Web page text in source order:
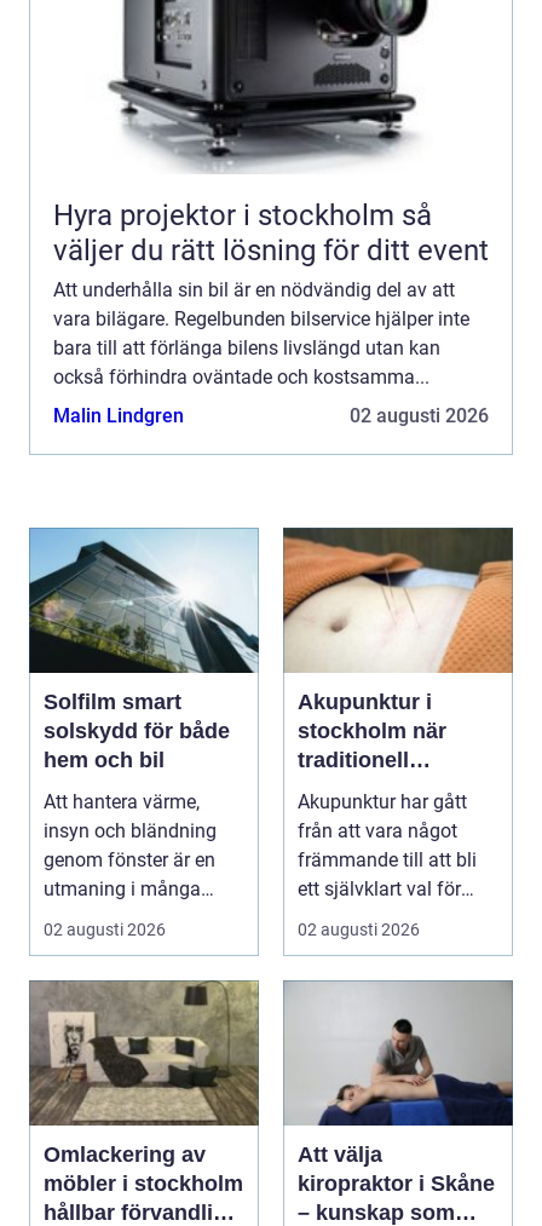
Hyra projektor i stockholm så
väljer du rätt lösning för ditt event
Att underhålla sin bil är en nödvändig del av att
vara bilägare. Regelbunden bilservice hjälper inte
bara till att förlänga bilens livslängd utan kan
också förhindra oväntade och kostsamma...
Malin Lindgren
02 augusti 2026
Solfilm smart
solskydd för både
hem och bil
Att hantera värme,
insyn och bländning
genom fönster är en
utmaning i många
svenska hem, kontor
och ...
02 augusti 2026
Akupunktur i
stockholm när
traditionell
kinesisk medicin
möter modern
vardag
Akupunktur har gått
från att vara något
främmande till att bli
ett självklart val för
många som söke...
02 augusti 2026
Omlackering av
möbler i stockholm
hållbar förvandling
Att välja
kiropraktor i Skåne
– kunskap som